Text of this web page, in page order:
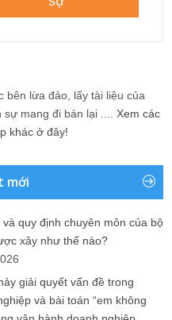
bên lừa đảo, lấy tài liệu của
sự mang đi bán lại .... Xem các
khác ở đây!
mới
và quy định chuyên môn của bộ
xây như thế nào?
giải quyết vấn đề trong
và bài toán “em không